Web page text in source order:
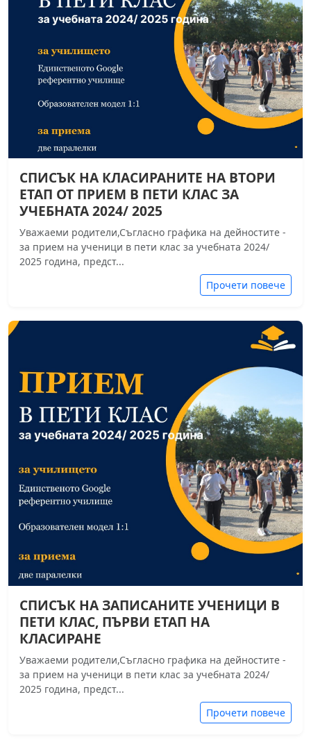
СПИСЪК НА КЛАСИРАНИТЕ НА ВТОРИ
ЕТАП ОТ ПРИЕМ В ПЕТИ КЛАС ЗА
УЧЕБНАТА 2024/ 2025
Уважаеми родители,Съгласно графика на дейностите -
за прием на ученици в пети клас за учебната 2024/
2025 година, предст...
Прочети повече
СПИСЪК НА ЗАПИСАНИТЕ УЧЕНИЦИ В
ПЕТИ КЛАС, ПЪРВИ ЕТАП НА
КЛАСИРАНЕ
Уважаеми родители,Съгласно графика на дейностите -
за прием на ученици в пети клас за учебната 2024/
2025 година, предст...
Прочети повече